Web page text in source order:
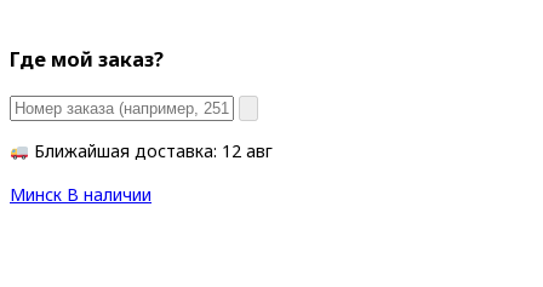
Где мой заказ?
Ближайшая доставка: 12 авг
Минск В наличии